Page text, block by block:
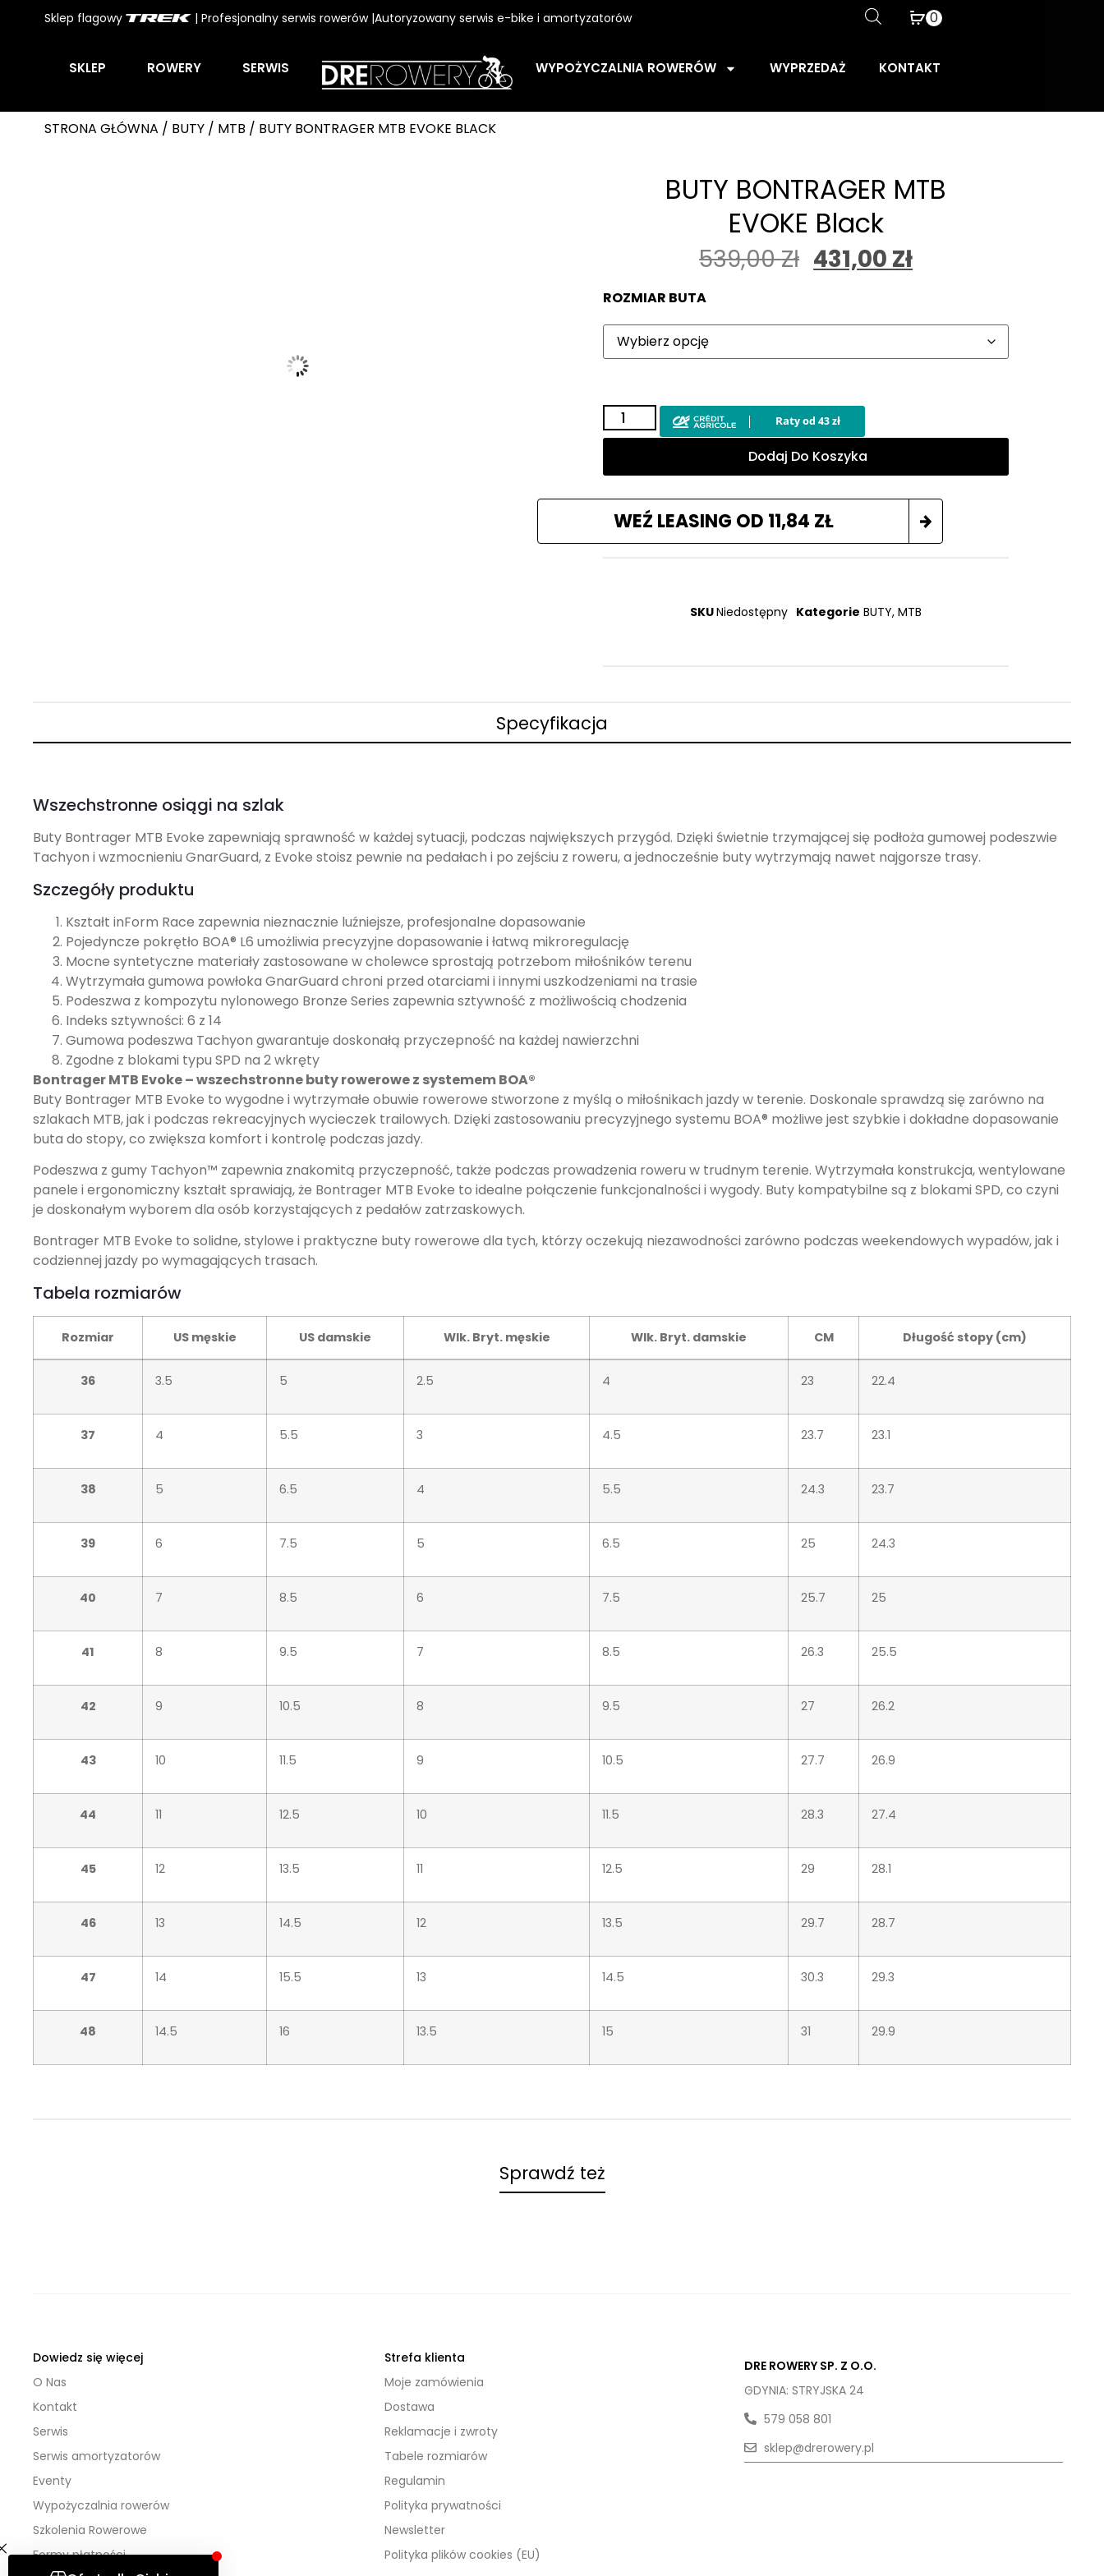
Sklep flagowy | Profesjonalny serwis rowerów |Autoryzowany serwis e-bike i amortyzatorów 0
SKLEP ROWERY SERWIS WYPOŻYCZALNIA ROWERÓW WYPRZEDAŻ KONTAKT
STRONA GŁÓWNA / BUTY/ MTB / BUTY BONTRAGER MTB EVOKE BLACK
BUTY BONTRAGER MTB
EVOKE Black
539,00Zł 431,00 Zł
ROZMIAR BUTA
Dodaj Do Koszyka
WEŹ LEASING OD 11,84 ZŁ
SKUNiedostępny Kategorie BUTY,MTB
Specyfikacja
Wszechstronne osiągi na szlak
Buty Bontrager MTB Evoke zapewniają sprawność w każdej sytuacji, podczas największych przygód. Dzięki świetnie trzymającej się podłoża gumowej podeszwie
Tachyon i wzmocnieniu GnarGuard, z Evoke stoisz pewnie na pedałach i po zejściu z roweru, a jednocześnie buty wytrzymają nawet najgorsze trasy.
Szczegóły produktu
Kształt inForm Race zapewnia nieznacznie luźniejsze, profesjonalne dopasowanie
Pojedyncze pokrętło BOA® L6 umożliwia precyzyjne dopasowanie i łatwą mikroregulację
Mocne syntetyczne materiały zastosowane w cholewce sprostają potrzebom miłośników terenu
Wytrzymała gumowa powłoka GnarGuard chroni przed otarciami i innymi uszkodzeniami na trasie
Podeszwa z kompozytu nylonowego Bronze Series zapewnia sztywność z możliwością chodzenia
Indeks sztywności: 6 z 14
Gumowa podeszwa Tachyon gwarantuje doskonałą przyczepność na każdej nawierzchni
Zgodne z blokami typu SPD na 2 wkręty
Bontrager MTB Evoke – wszechstronne buty rowerowe z systemem BOA®
Buty Bontrager MTB Evoke to wygodne i wytrzymałe obuwie rowerowe stworzone z myślą o miłośnikach jazdy w terenie. Doskonale sprawdzą się zarówno na
szlakach MTB, jak i podczas rekreacyjnych wycieczek trailowych. Dzięki zastosowaniu precyzyjnego systemu BOA® możliwe jest szybkie i dokładne dopasowanie
buta do stopy, co zwiększa komfort i kontrolę podczas jazdy.
Podeszwa z gumy Tachyon™ zapewnia znakomitą przyczepność, także podczas prowadzenia roweru w trudnym terenie. Wytrzymała konstrukcja, wentylowane
panele i ergonomiczny kształt sprawiają, że Bontrager MTB Evoke to idealne połączenie funkcjonalności i wygody. Buty kompatybilne są z blokami SPD, co czyni
je doskonałym wyborem dla osób korzystających z pedałów zatrzaskowych.
Bontrager MTB Evoke to solidne, stylowe i praktyczne buty rowerowe dla tych, którzy oczekują niezawodności zarówno podczas weekendowych wypadów, jak i
codziennej jazdy po wymagających trasach.
Tabela rozmiarów
Rozmiar US męskie US damskie Wlk. Bryt. męskie Wlk. Bryt. damskie CM Długość stopy (cm)
36 3.5 5 2.5 4 23 22.4
37 4 5.5 3 4.5 23.7 23.1
38 5 6.5 4 5.5 24.3 23.7
39 6 7.5 5 6.5 25 24.3
40 7 8.5 6 7.5 25.7 25
41 8 9.5 7 8.5 26.3 25.5
42 9 10.5 8 9.5 27 26.2
43 10 11.5 9 10.5 27.7 26.9
44 11 12.5 10 11.5 28.3 27.4
45 12 13.5 11 12.5 29 28.1
46 13 14.5 12 13.5 29.7 28.7
47 14 15.5 13 14.5 30.3 29.3
48 14.5 16 13.5 15 31 29.9
Sprawdź też
Dowiedz się więcej
O Nas
Kontakt
Serwis
Serwis amortyzatorów
Eventy
Wypożyczalnia rowerów
Szkolenia Rowerowe
Formy płatności
Strefa klienta
Moje zamówienia
Dostawa
Reklamacje i zwroty
Tabele rozmiarów
Regulamin
Polityka prywatności
Newsletter
Polityka plików cookies (EU)
DRE ROWERY SP. Z O.O.
GDYNIA: STRYJSKA 24
579 058 801
sklep@drerowery.pl